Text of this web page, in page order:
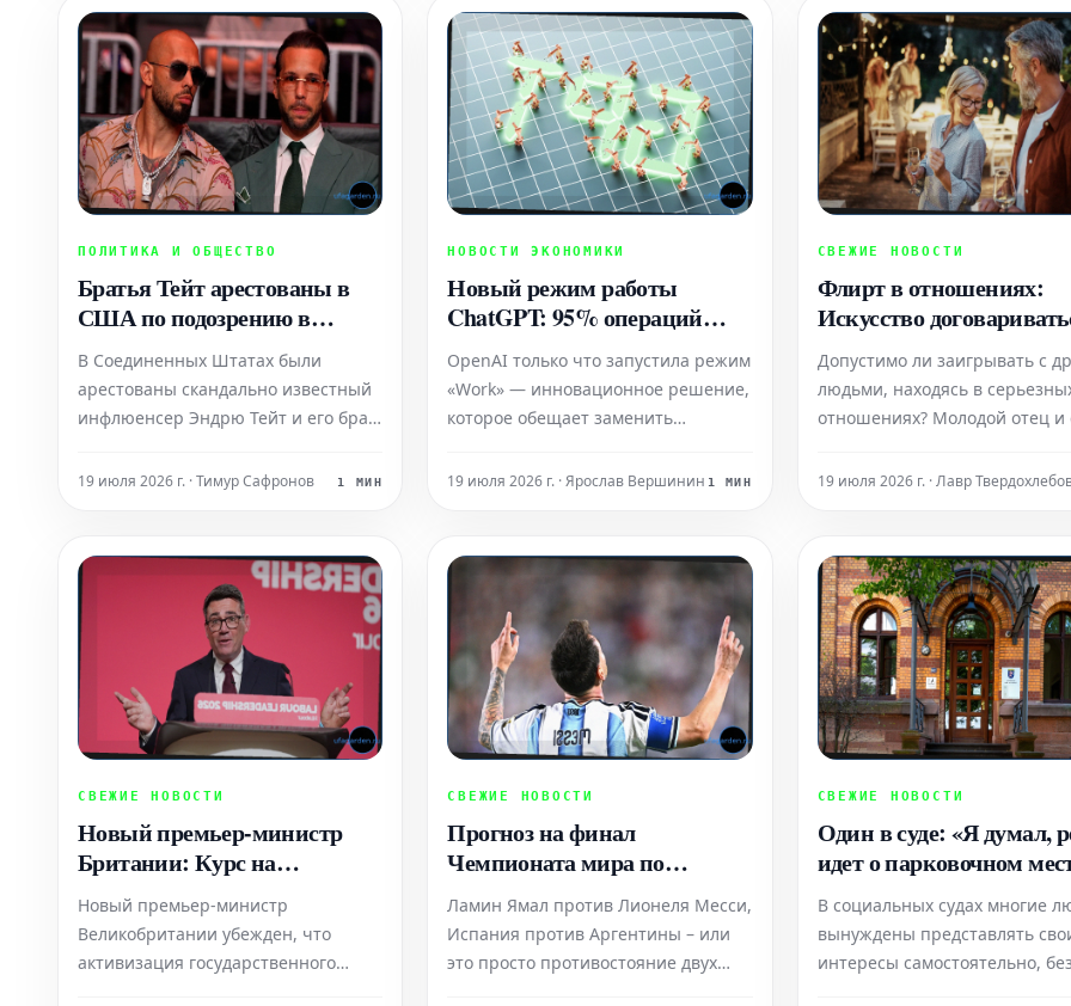
как минимум один человек погиб, а
несколько получили ранения.
потенциальных покупателей.
Узнайте о ключевых ошибках,
которые часто упускаются из виду,
н
ПОЛИТИКА И ОБЩЕСТВО
Братья Тейт арестованы в
США по подозрению в
сексуальных преступлениях
В Соединенных Штатах были
арестованы скандально известный
инфлюенсер Эндрю Тейт и его брат
серьезные обвинения, среди
прокуратура уже инициировала
процедуру запроса их экстрадиции.
19 июля 2026 г. · Тимур Сафронов 1 МИН
НОВОСТИ ЭКОНОМИКИ
Новый режим работы
ChatGPT: 95% операций
бизнеса для одного человека
без найма или кодирования
OpenAI только что запустила режим
«Work» — инновационное решение,
которое обещает заменить
ИИ-инструментов и значительно
19 июля 2026 г. · Ярослав Вершинин 1 МИН
СВЕЖИЕ НОВОСТИ
Флирт в отношениях:
Искусство
Допустимо ли заигрывать с
людьми, находясь в
отношениях? Молодой отец и
Однако две другие женщины
проявлять вежливость, но
больше.
19 июля 2026 г. · Лавр
СВЕЖИЕ НОВОСТИ
Новый премьер-министр
Британии: Курс на
госрегулирование против
наследия Тэтчер
Новый премьер-министр
Великобритании убежден, что
активизация государственного
СВЕЖИЕ НОВОСТИ
Прогноз на финал
Чемпионата мира по
футболу: Кто фаворит и
каковы шансы на победу
Ламин Ямал против Лионеля Месси,
Испания против Аргентины – или
это просто противостояние двух
СВЕЖИЕ НОВОСТИ
Один в суде: «Я думал,
идет о парковочном
В социальных судах многие
вынуждены представлять
интересы самостоятельно,